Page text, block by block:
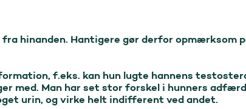
hinanden. Hantigere gør derfor opmærksom
f.eks. kan hun lugte hannens
med. Man har set stor forskel i hunners
urin, og virke helt indifferent ved andet.